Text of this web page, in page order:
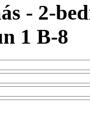
- 2-
1 B-8